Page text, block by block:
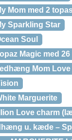
Mom med 2
Sparkling Star
Soul
Magic med
Mom Love
Marguerite
Love charm
u. kæde –